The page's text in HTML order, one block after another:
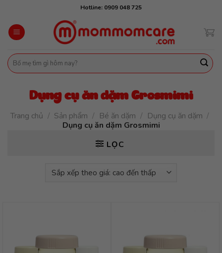
content
Hotline: 0909 048 725
Tìm
kiếm:
Dụng cụ ăn dặm Grosmimi
Trang chủ / Sản phẩm / Bé ăn dặm / Dụng cụ ăn dặm /
Dụng cụ ăn dặm Grosmimi
LỌC